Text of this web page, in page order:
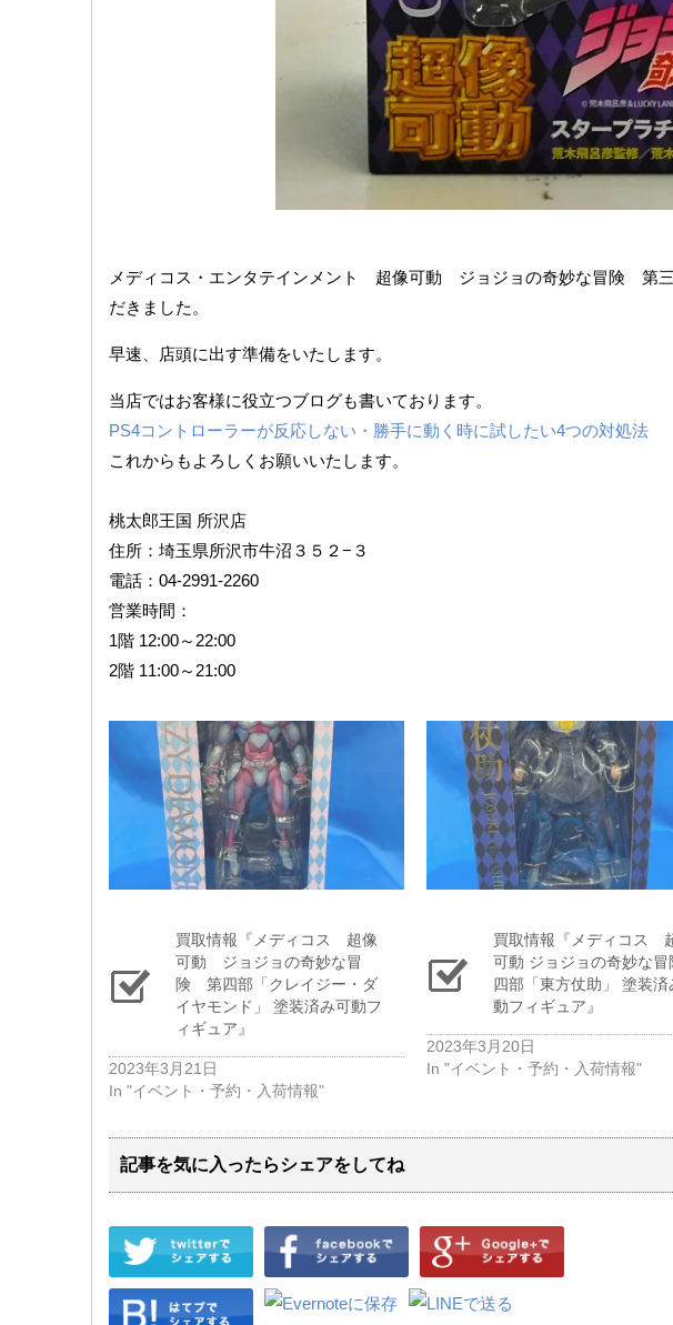
メディコス・エンタテインメント 超像可動 ジョジョの奇妙な冒険 第
だきました。
早速、店頭に出す準備をいたします。
当店ではお客様に役立つブログも書いております。
PS4コントローラーが反応しない・勝手に動く時に試したい4つの対処法
これからもよろしくお願いいたします。
桃太郎王国 所沢店
住所：埼玉県所沢市牛沼３５２−３
電話：04-2991-2260
営業時間：
1階 12:00～22:00
2階 11:00～21:00
買取情報『メディコス 超像
可動 ジョジョの奇妙な冒
険 第四部「クレイジー・ダ
イヤモンド」 塗装済み可動フ
ィギュア』
2023年3月21日
In "イベント・予約・入荷情報"
買取情報『メディコス
可動 ​ジョジョの奇妙な冒
四部「東方仗助」 塗装済
動フィギュア』
2023年3月20日
In "イベント・予約・入荷情報"
記事を気に入ったらシェアをしてね